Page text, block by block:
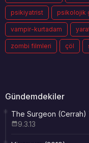
psikiyatrist psikolojik
vampir-kurtadam
zombi filmleri çöl
Gündemdekiler
The Surgeon (Cerrah)
9.3.13